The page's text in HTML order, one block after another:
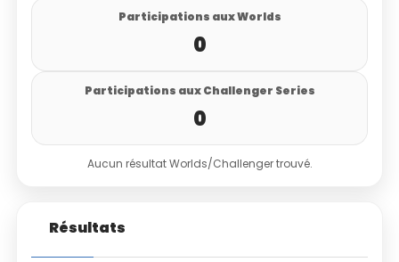
Participations aux Worlds
0
Participations aux Challenger Series
0
Aucun résultat Worlds/Challenger trouvé.
Résultats